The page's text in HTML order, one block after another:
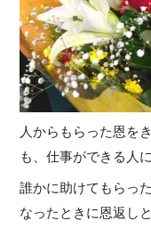
人からもらった恩を
も、仕事ができる人
誰かに助けてもらっ
なったときに恩返し